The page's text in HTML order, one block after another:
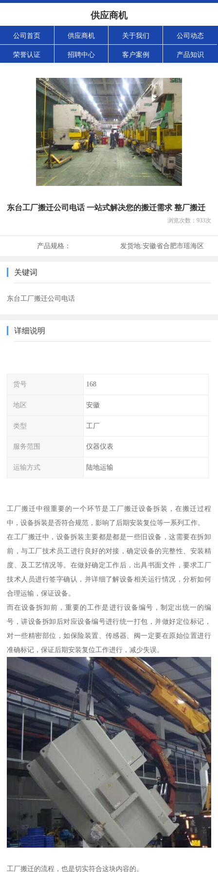
供应商机
公司首页 供应商机 关于我们 公司动态
荣誉认证 招聘中心 客户案例 产品知识
东台工厂搬迁公司电话 一站式解决您的搬迁需求 整厂搬迁
浏览次数： 933次
产品规格： 发货地:安徽省合肥市瑶海区
关键词
东台工厂搬迁公司电话
详细说明
货号 168
地区 安徽
类型 工厂
服务范围 仪器仪表
运输方式 陆地运输
工厂搬迁中很重要的一个环节是工厂搬迁设备拆装，在搬迁过程
中，设备拆装是否符合规范，影响了后期安装复位等一系列工作。
在工厂搬迁中，设备拆装主要都是都是一些旧设备，这需要在拆卸
前，与工厂技术员工进行良好的对接，确定设备的完整性、安装精
度、及工艺情况等。在做好确定工作后，出具书面文件，要求工厂
技术人员进行签字确认，并详细了解设备相关运行情况，分析如何
合理运输，保证设备。
而在设备拆卸前，重要的工作是进行设备编号，制定出统一的编
号，讲设备拆卸后对应设备编号进行统一打包，并做好定位标记，
对一些精密部位，如保险装置、传感器、阀一定要在原始位置进行
准确标记，保证后期安装复位工作进行，减少失误。
工厂搬迁的流程，也是切实符合这块内容的。